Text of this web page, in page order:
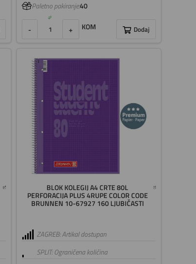
Paletno pakiranje:40
- + KOM Dodaj
BLOK KOLEGIJ A4 CRTE 80L
PERFORACIJA PLUS 4RUPE COLOR CODE
BRUNNEN 10-67927 160 LJUBIČASTI
ZAGREB: Artikal dostupan
SPLIT: Ograničena količina